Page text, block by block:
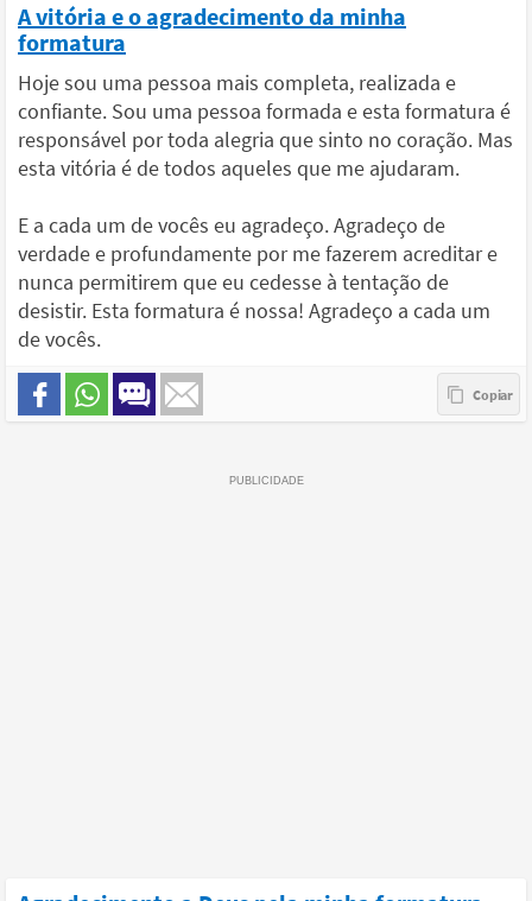
A vitória e o agradecimento da minha
formatura
Hoje sou uma pessoa mais completa, realizada e
confiante. Sou uma pessoa formada e esta formatura é
responsável por toda alegria que sinto no coração. Mas
esta vitória é de todos aqueles que me ajudaram.
E a cada um de vocês eu agradeço. Agradeço de
verdade e profundamente por me fazerem acreditar e
nunca permitirem que eu cedesse à tentação de
desistir. Esta formatura é nossa! Agradeço a cada um
de vocês.